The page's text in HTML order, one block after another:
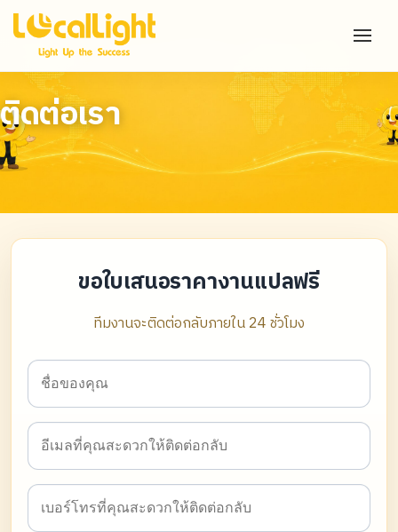
ติดต่อเรา
ขอใบเสนอราคางานแปลฟรี
ทีมงานจะติดต่อกลับภายใน 24 ชั่วโมง